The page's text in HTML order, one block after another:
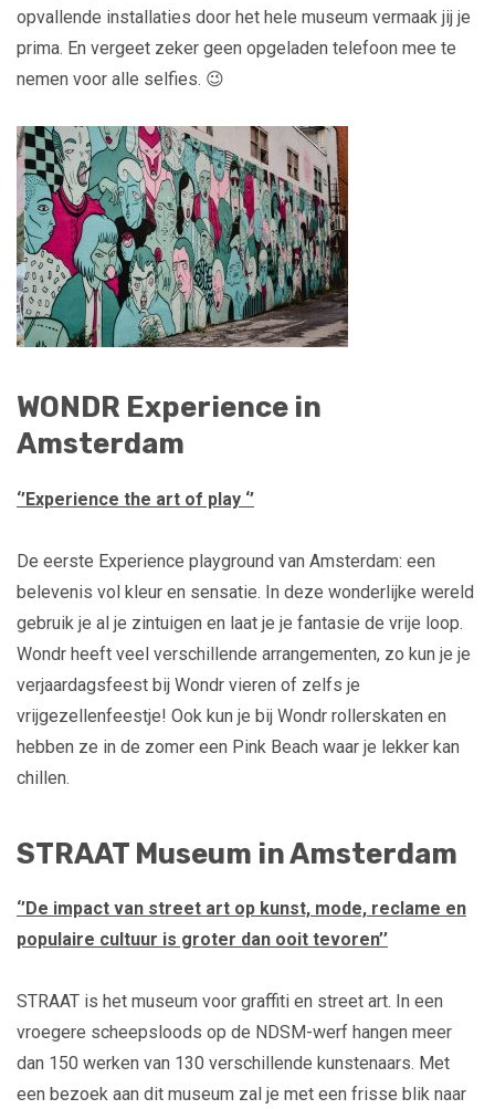
opvallende installaties door het hele museum vermaak jij je
prima. En vergeet zeker geen opgeladen telefoon mee te
nemen voor alle selfies. 😉
WONDR Experience in
Amsterdam
‘’Experience the art of play ‘’
De eerste Experience playground van Amsterdam: een
belevenis vol kleur en sensatie. In deze wonderlijke wereld
gebruik je al je zintuigen en laat je je fantasie de vrije loop.
Wondr heeft veel verschillende arrangementen, zo kun je je
verjaardagsfeest bij Wondr vieren of zelfs je
vrijgezellenfeestje! Ook kun je bij Wondr rollerskaten en
hebben ze in de zomer een Pink Beach waar je lekker kan
chillen.
STRAAT Museum in Amsterdam
‘’De impact van street art op kunst, mode, reclame en
populaire cultuur is groter dan ooit tevoren’’
STRAAT is het museum voor graffiti en street art. In een
vroegere scheepsloods op de NDSM-werf hangen meer
dan 150 werken van 130 verschillende kunstenaars. Met
een bezoek aan dit museum zal je met een frisse blik naar